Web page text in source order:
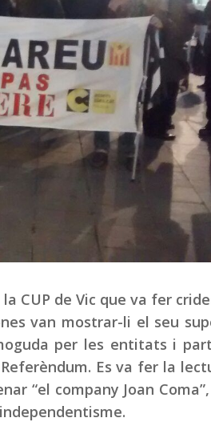
CUP de Vic que va fer
van mostrar-li el seu
per les entitats i
Es va fer la
“el company Joan